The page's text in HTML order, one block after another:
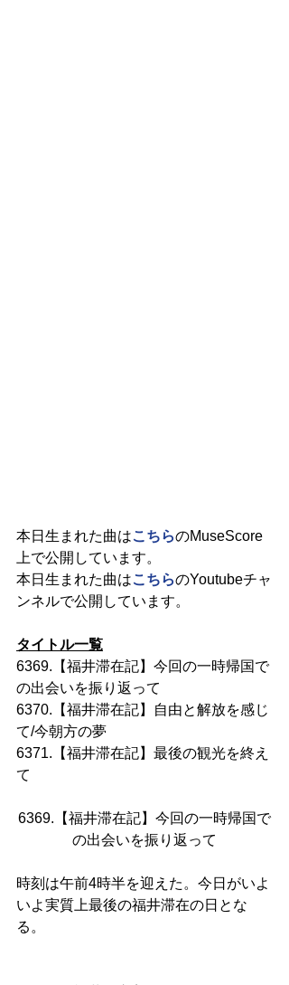
本日生まれた曲はこちらのMuseScore
上で公開しています。
本日生まれた曲はこちらのYoutubeチャ
ンネルで公開しています。
タイトル一覧
6369.【福井滞在記】今回の一時帰国で
の出会いを振り返って
6370.【福井滞在記】自由と解放を感じ
て/今朝方の夢
6371.【福井滞在記】最後の観光を終え
て
6369.【福井滞在記】今回の一時帰国で
の出会いを振り返って
時刻は午前4時半を迎えた。今日がいよ
いよ実質上最後の福井滞在の日とな
る。